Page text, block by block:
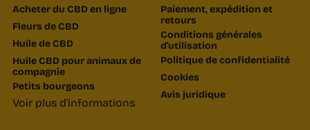
Acheter du CBD en ligne
Fleurs de CBD
Huile de CBD
Huile CBD pour animaux de
compagnie
Petits bourgeons
Voir plus d'informations
Paiement, expédition et
retours
Conditions générales
d'utilisation
Politique de confidentialité
Cookies
Avis juridique